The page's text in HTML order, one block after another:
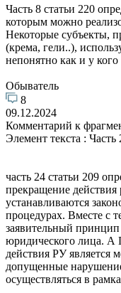
Часть 8 статьи 220
которым можно
Некоторые субъекты,
(крема, гели..),
непонятно как и у
Обыватель
8
09.12.2024
Комментарий к
Элемент текста : Часть
часть 24 статьи 209
прекращение действия
устанавливаются
процедурах. Вместе с
заявительный
юридического лица. А
действия РУ является
допущенные
осуществляться в